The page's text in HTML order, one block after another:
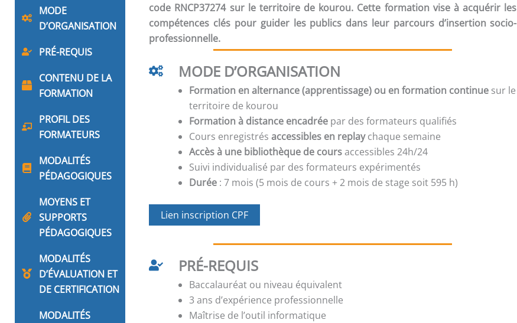
MODE
D’ORGANISATION
PRÉ-REQUIS
CONTENU DE LA
FORMATION
PROFIL DES
FORMATEURS
MODALITÉS
PÉDAGOGIQUES
MOYENS ET
SUPPORTS
PÉDAGOGIQUES
MODALITÉS
D’ÉVALUATION ET
DE CERTIFICATION
MODALITÉS
code RNCP37274 sur le territoire de kourou. Cette formation vise à acquérir les
compétences clés pour guider les publics dans leur parcours d’insertion socio-
professionnelle.
MODE D’ORGANISATION
Formation en alternance (apprentissage) ou en formation continue sur le
territoire de kourou
Formation à distance encadrée par des formateurs qualifiés
Cours enregistrés accessibles en replaychaque semaine
Accès à une bibliothèque de coursaccessibles 24h/24
Suivi individualisé par des formateurs expérimentés
Durée : 7 mois (5 mois de cours + 2 mois de stage soit 595 h)
Lien inscription CPF
PRÉ-REQUIS
Baccalauréat ou niveau équivalent
3 ans d’expérience professionnelle
Maîtrise de l’outil informatique